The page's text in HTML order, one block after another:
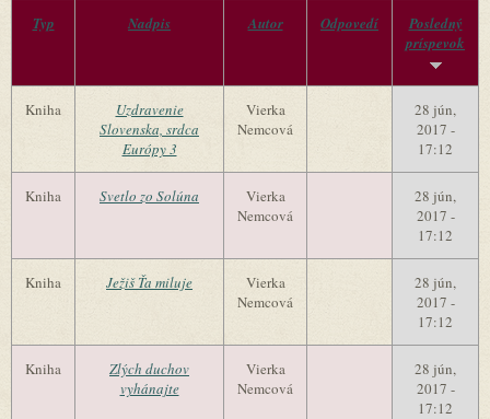
Typ Nadpis Autor Odpovedí
Posledný
príspevok
Kniha
Uzdravenie
Slovenska, srdca
Európy 3
Vierka
Nemcová
28 jún,
2017 -
17:12
Kniha Svetlo zo Solúna
Vierka
Nemcová
28 jún,
2017 -
17:12
Kniha Ježiš Ťa miluje
Vierka
Nemcová
28 jún,
2017 -
17:12
Kniha
Zlých duchov
vyhánajte
Vierka
Nemcová
28 jún,
2017 -
17:12